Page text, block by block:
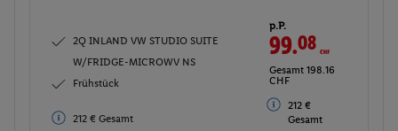
2Q INLAND VW STUDIO SUITE
W/FRIDGE-MICROWV NS
Frühstück
212 € Gesamt
p.P.
99.08CHF
Gesamt 198.16
CHF
212 €
Gesamt